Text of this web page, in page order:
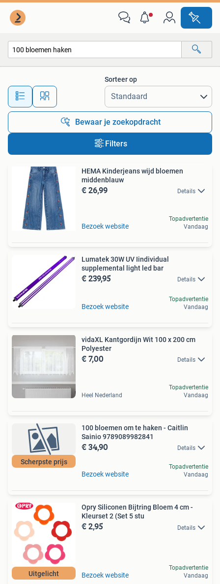
Alle afstanden…
Sorteer op
Bewaar je zoekopdracht
Filters
HEMA Kinderjeans wijd bloemen
middenblauw
€ 26,99 Details
Bezoek website
Topadvertentie
Vandaag
Lumatek 30W UV Iindividual
supplemental light led bar
€ 239,95 Details
Bezoek website
Topadvertentie
Vandaag
vidaXL Kantgordijn Wit 100 x 200 cm
Polyester
€ 7,00 Details
Heel Nederland
Topadvertentie
Vandaag
Scherpste prijs
100 bloemen om te haken - Caitlin
Sainio 9789089982841
€ 34,90 Details
Bezoek website
Topadvertentie
Vandaag
Uitgelicht
Opry Siliconen Bijtring Bloem 4 cm -
Kleurset 2 (Set 5 stu
€ 2,95 Details
Bezoek website
Topadvertentie
Vandaag